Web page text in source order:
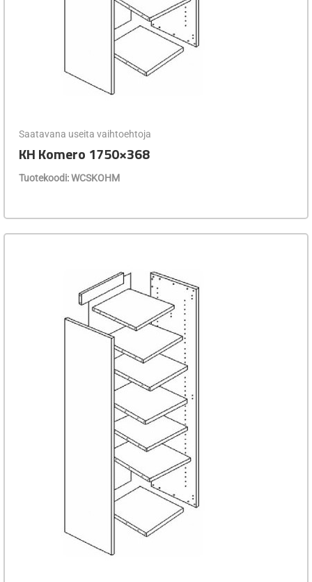
Saatavana useita vaihtoehtoja
KH Komero 1750×368
Tuotekoodi: WCSKOHM